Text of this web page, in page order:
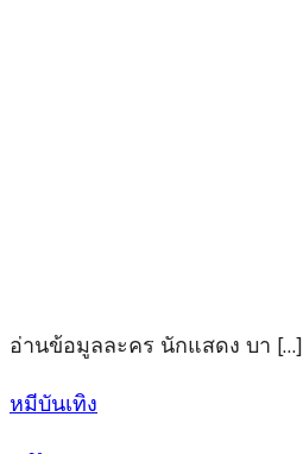
อ่านข้อมูลละคร นักแสดง บา […]
Posted
หมีบันเทิง